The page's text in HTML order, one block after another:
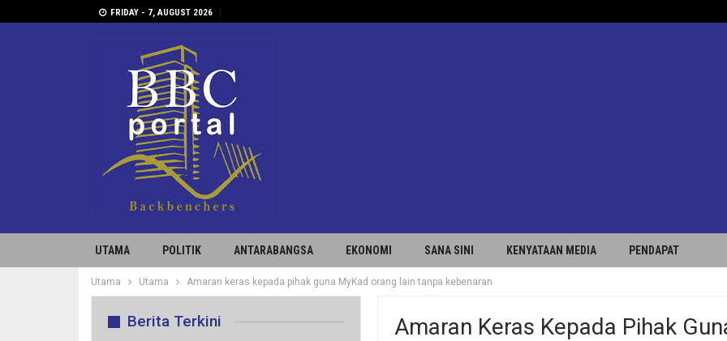
FRIDAY - 7, AUGUST 2026
UTAMA POLITIK ANTARABANGSA EKONOMI SANA SINI KENYATAAN MEDIA PENDAPAT
Utama Utama Amaran keras kepada pihak guna MyKad orang lain tanpa kebenaran
Amaran Keras Kepada Pihak
Berita Terkini